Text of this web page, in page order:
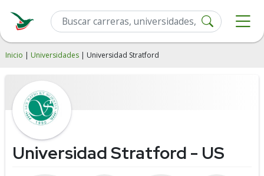
Inicio | Universidades | Universidad Stratford
Universidad Stratford - US